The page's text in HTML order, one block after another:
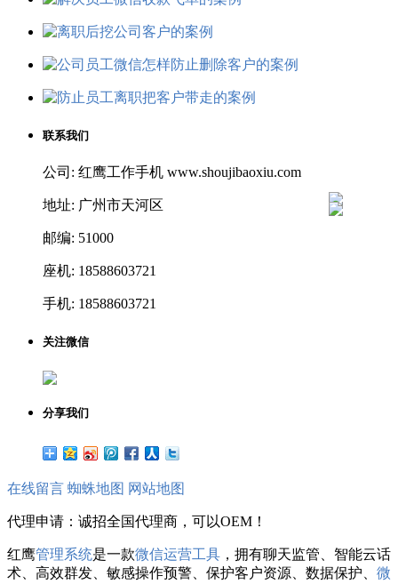
联系我们
公司: 红鹰工作手机 www.shoujibaoxiu.com
地址: 广州市天河区
邮编: 51000
座机: 18588603721
手机: 18588603721
关注微信
分享我们
在线留言 蜘蛛地图 网站地图
代理申请：诚招全国代理商，可以OEM！
红鹰管理系统是一款微信运营工具 ，拥有聊天监管、智能云话
术、高效群发、敏感操作预警、保护客户资源、数据保护、 微